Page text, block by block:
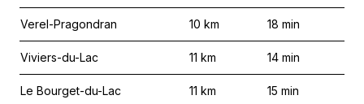
Verel-Pragondran 10 km 18 min
Viviers-du-Lac 11 km 14 min
Le Bourget-du-Lac 11 km 15 min